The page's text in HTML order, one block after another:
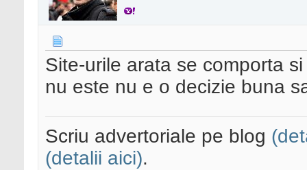
Site-urile arata se comporta
nu este nu e o decizie buna
Scriu advertoriale pe blog
(detalii aici).